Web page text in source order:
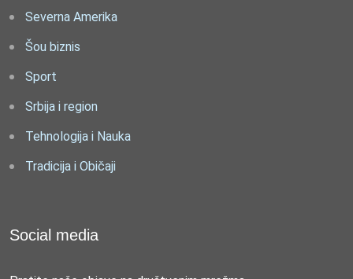
Severna Amerika
Šou biznis
Sport
Srbija i region
Tehnologija i Nauka
Tradicija i Običaji
Social media